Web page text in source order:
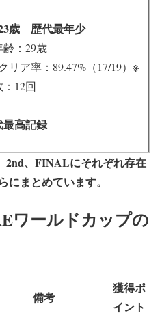
歳 歴代最年少
：29歳
ア率：89.47%（17/19） ※
12回
高記録
2nd、FINALにそれぞれ存在
まとめています。
ワールドカップの
備考
獲得ポ
イント